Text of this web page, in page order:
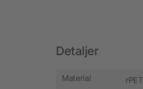
Detaljer
Material rPET